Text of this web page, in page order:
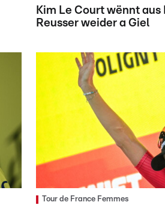
Kim Le Court wënnt aus
Reusser weider a Giel
Tour de France Femmes